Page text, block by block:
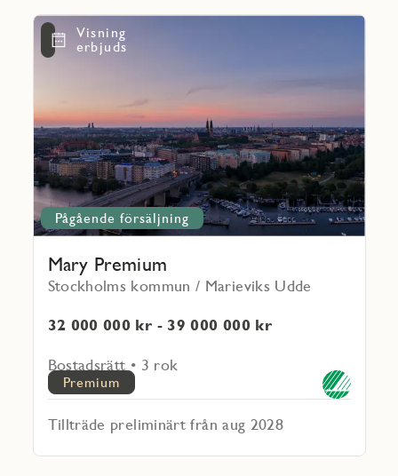
Pågående försäljning
Mary Premium
Stockholms kommun / Marieviks Udde
32 000 000 kr - 39 000 000 kr
Bostadsrätt • 3 rok
Premium
Tillträde preliminärt från aug 2028
Visning
erbjuds
Läs
mer
om